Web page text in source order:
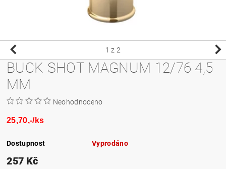
1 z 2
BUCK SHOT MAGNUM 12/76 4,5
MM
Neohodnoceno
25,70,-/ks
Dostupnost Vyprodáno
257 Kč